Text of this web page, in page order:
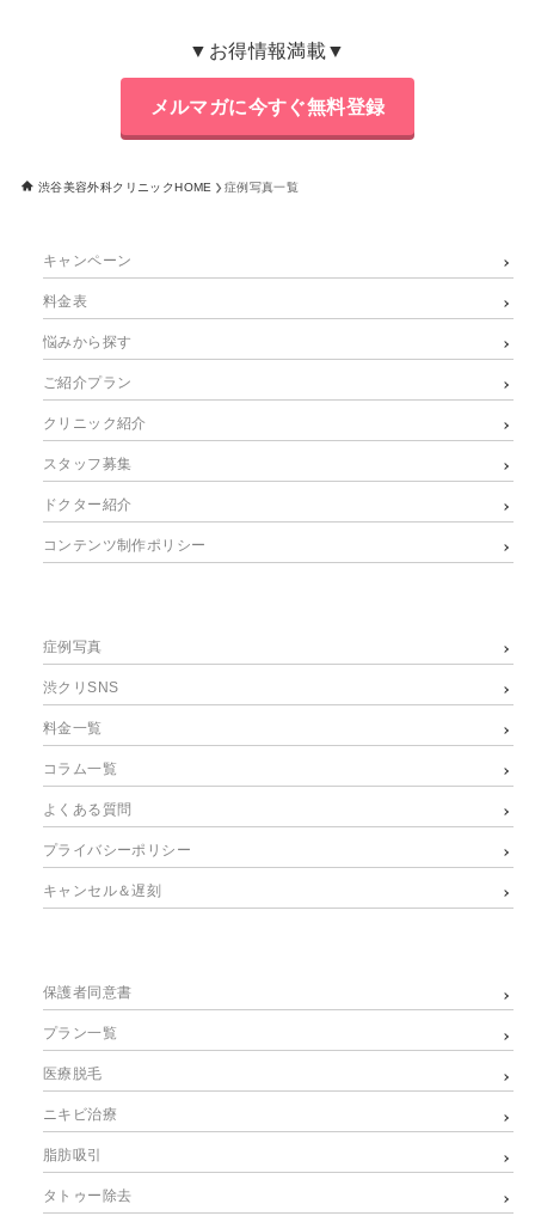
▼お得情報満載▼
メルマガに今すぐ無料登録
渋谷美容外科クリニックHOME 症例写真一覧
キャンペーン
料金表
悩みから探す
ご紹介プラン
クリニック紹介
スタッフ募集
ドクター紹介
コンテンツ制作ポリシー
症例写真
渋クリSNS
料金一覧
コラム一覧
よくある質問
プライバシーポリシー
キャンセル＆遅刻
保護者同意書
プラン一覧
医療脱毛
ニキビ治療
脂肪吸引
タトゥー除去